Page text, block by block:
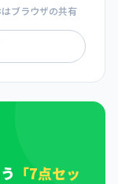
ブラウザの共有
「7点セッ